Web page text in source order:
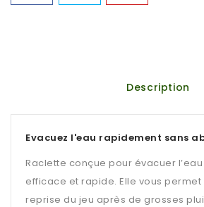
Description
Evacuez l'eau rapidement sans
Raclette conçue pour évacuer
efficace et rapide. Elle vous permet
reprise du jeu après de grosses